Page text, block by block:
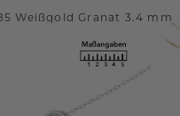
Weißgold Granat 3.4 mm